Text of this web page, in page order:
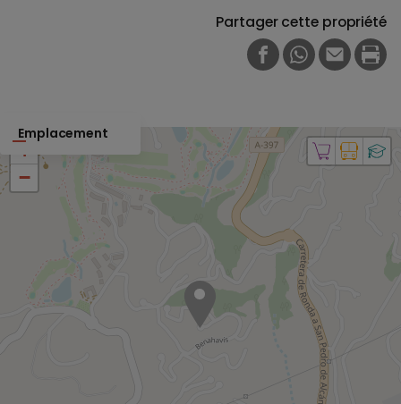
Partager cette propriété
FACEBOOK
WHATSAPP
E-MAIL
Emplacement
+
−